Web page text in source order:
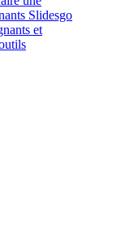
Slidesgo
et